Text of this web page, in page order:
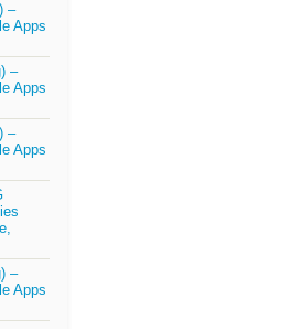
–
Apps
–
Apps
–
Apps
–
Apps